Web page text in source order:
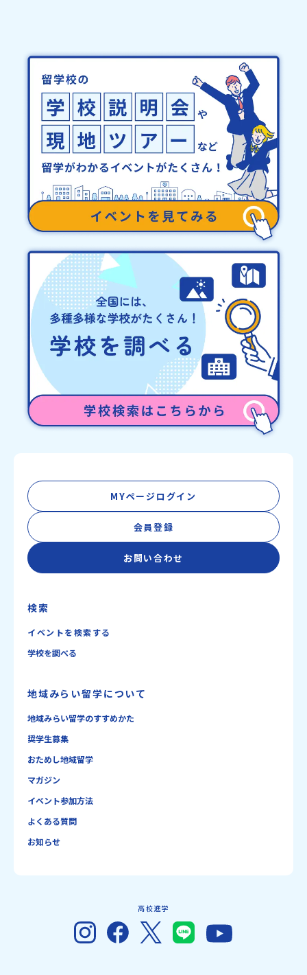
MYページログイン
会員登録
お問い合わせ
検索
イベントを検索する
学校を調べる
地域みらい留学について
地域みらい留学のすすめかた
奨学生募集
おためし地域留学
マガジン
イベント参加方法
よくある質問
お知らせ
高校進学